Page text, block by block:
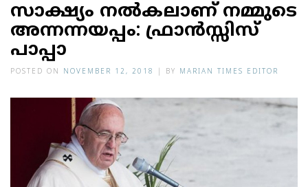
സാക്ഷ്യം നല്‍കലാണ് നമ്മുടെ
അന്നന്നയപ്പം: ഫ്രാന്‍സ്സിസ്
പാപ്പാ
POSTED ON NOVEMBER 12, 2018 BY MARIAN TIMES EDITOR